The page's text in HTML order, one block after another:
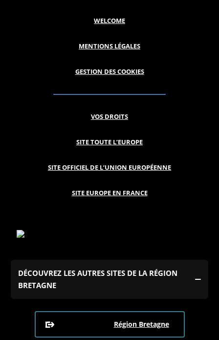
WELCOME
MENTIONS LÉGALES
GESTION DES COOKIES
VOS DROITS
SITE TOUTE L’EUROPE
SITE OFFICIEL DE L’UNION EUROPÉENNE
SITE EUROPE EN FRANCE
DÉCOUVREZ LES AUTRES SITES DE LA RÉGION
BRETAGNE
Région Bretagne